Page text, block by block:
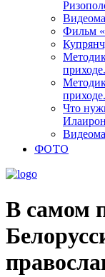
Фильм
Что
Илаирон
ФОТО
В самом